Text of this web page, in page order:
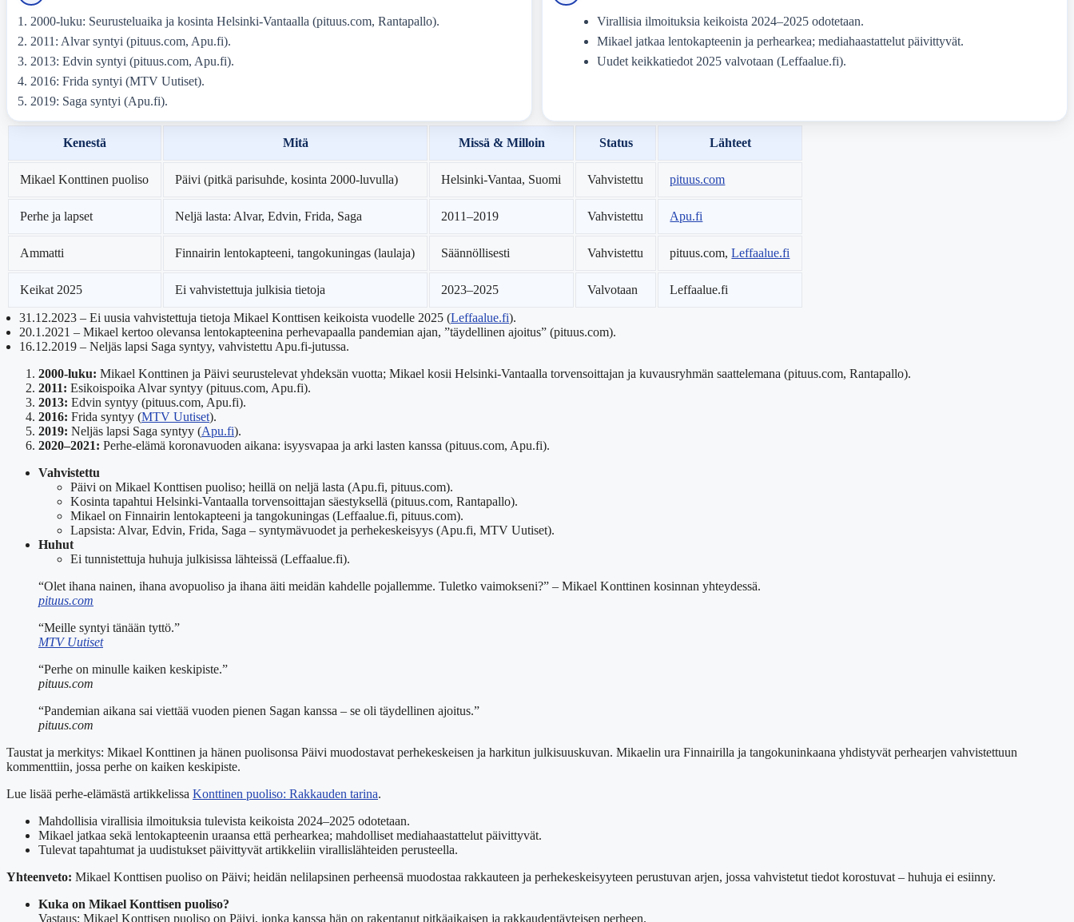
2000-luku: Seurusteluaika ja kosinta Helsinki-Vantaalla (pituus.com, Rantapallo).
2011: Alvar syntyi (pituus.com, Apu.fi).
2013: Edvin syntyi (pituus.com, Apu.fi).
2016: Frida syntyi (MTV Uutiset).
2019: Saga syntyi (Apu.fi).
Virallisia ilmoituksia keikoista 2024–2025 odotetaan.
Mikael jatkaa lentokapteenin ja perhearkea; mediahaastattelut päivittyvät.
Uudet keikkatiedot 2025 valvotaan (Leffaalue.fi).
Kenestä Mitä Missä & Milloin Status Lähteet
Mikael Konttinen puoliso Päivi (pitkä parisuhde, kosinta 2000-luvulla) Helsinki-Vantaa, Suomi Vahvistettu pituus.com
Perhe ja lapset Neljä lasta: Alvar, Edvin, Frida, Saga 2011–2019 Vahvistettu Apu.fi
Ammatti Finnairin lentokapteeni, tangokuningas (laulaja) Säännöllisesti Vahvistettu pituus.com,Leffaalue.fi
Keikat 2025 Ei vahvistettuja julkisia tietoja 2023–2025 Valvotaan Leffaalue.fi
31.12.2023 – Ei uusia vahvistettuja tietoja Mikael Konttisen keikoista vuodelle 2025 (Leffaalue.fi).
20.1.2021 – Mikael kertoo olevansa lentokapteenina perhevapaalla pandemian ajan, ”täydellinen ajoitus” (pituus.com).
16.12.2019 – Neljäs lapsi Saga syntyy, vahvistettu Apu.fi-jutussa.
2000-luku: Mikael Konttinen ja Päivi seurustelevat yhdeksän vuotta; Mikael kosii Helsinki-Vantaalla torvensoittajan ja kuvausryhmän saattelemana (pituus.com, Rantapallo).
2011: Esikoispoika Alvar syntyy (pituus.com, Apu.fi).
2013: Edvin syntyy (pituus.com, Apu.fi).
2016: Frida syntyy (MTV Uutiset).
2019: Neljäs lapsi Saga syntyy (Apu.fi).
2020–2021: Perhe-elämä koronavuoden aikana: isyysvapaa ja arki lasten kanssa (pituus.com, Apu.fi).
Vahvistettu
Päivi on Mikael Konttisen puoliso; heillä on neljä lasta (Apu.fi, pituus.com).
Kosinta tapahtui Helsinki-Vantaalla torvensoittajan säestyksellä (pituus.com, Rantapallo).
Mikael on Finnairin lentokapteeni ja tangokuningas (Leffaalue.fi, pituus.com).
Lapsista: Alvar, Edvin, Frida, Saga – syntymävuodet ja perhekeskeisyys (Apu.fi, MTV Uutiset).
Huhut
Ei tunnistettuja huhuja julkisissa lähteissä (Leffaalue.fi).
“Olet ihana nainen, ihana avopuoliso ja ihana äiti meidän kahdelle pojallemme. Tuletko vaimokseni?” – Mikael Konttinen kosinnan yhteydessä.
pituus.com
“Meille syntyi tänään tyttö.”
MTV Uutiset
“Perhe on minulle kaiken keskipiste.”
pituus.com
“Pandemian aikana sai viettää vuoden pienen Sagan kanssa – se oli täydellinen ajoitus.”
pituus.com
Taustat ja merkitys: Mikael Konttinen ja hänen puolisonsa Päivi muodostavat perhekeskeisen ja harkitun julkisuuskuvan. Mikaelin ura Finnairilla ja tangokuninkaana yhdistyvät perhearjen vahvistettuun
kommenttiin, jossa perhe on kaiken keskipiste.
Lue lisää perhe-elämästä artikkelissa Konttinen puoliso: Rakkauden tarina.
Mahdollisia virallisia ilmoituksia tulevista keikoista 2024–2025 odotetaan.
Mikael jatkaa sekä lentokapteenin uraansa että perhearkea; mahdolliset mediahaastattelut päivittyvät.
Tulevat tapahtumat ja uudistukset päivittyvät artikkeliin virallislähteiden perusteella.
Yhteenveto: Mikael Konttisen puoliso on Päivi; heidän nelilapsinen perheensä muodostaa rakkauteen ja perhekeskeisyyteen perustuvan arjen, jossa vahvistetut tiedot korostuvat – huhuja ei esiinny.
Kuka on Mikael Konttisen puoliso?
Vastaus: Mikael Konttisen puoliso on Päivi, jonka kanssa hän on rakentanut pitkäaikaisen ja rakkaudentäyteisen perheen.